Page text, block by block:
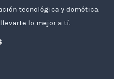
tecnológica y domótica.
lo mejor a tí.